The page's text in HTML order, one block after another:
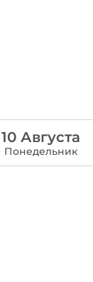
10 Августа
Понедельник